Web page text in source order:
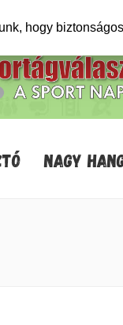
NAGY
hogy